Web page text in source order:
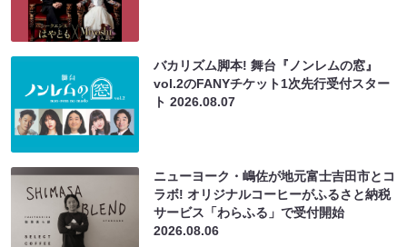
バカリズム脚本! 舞台『ノンレムの窓』
vol.2のFANYチケット1次先行受付スター
ト2026.08.07
ニューヨーク・嶋佐が地元富士吉田市とコ
ラボ! オリジナルコーヒーがふるさと納税
サービス「わらふる」で受付開始
2026.08.06